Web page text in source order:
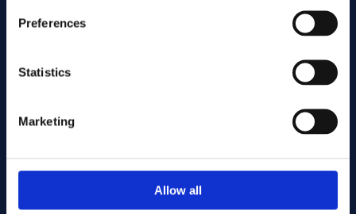
Preferences
Statistics
Marketing
Allow all
Inviare
Cutting services